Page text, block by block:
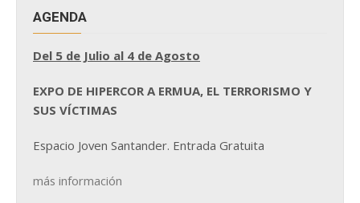
AGENDA
Del 5 de Julio al 4 de Agosto
EXPO DE HIPERCOR A ERMUA, EL TERRORISMO Y
SUS VÍCTIMAS
Espacio Joven Santander. Entrada Gratuita
más información